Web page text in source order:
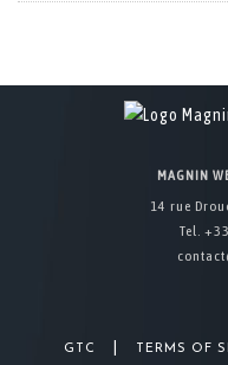
MAGNIN
14 rue
Tel.
GTC TERMS OF